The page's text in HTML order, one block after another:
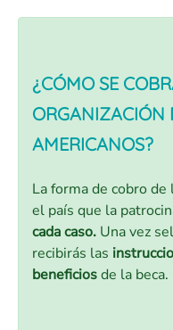
¿CÓMO SE
ORGANIZACIÓN
AMERICANOS?
La forma de cobro
el país que la
cada caso. Una vez
recibirás las
beneficiosde la beca.